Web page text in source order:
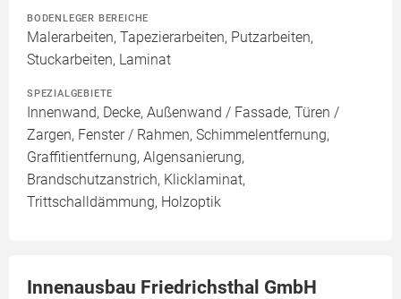
BODENLEGER BEREICHE
Malerarbeiten, Tapezierarbeiten, Putzarbeiten,
Stuckarbeiten, Laminat
SPEZIALGEBIETE
Innenwand, Decke, Außenwand / Fassade, Türen /
Zargen, Fenster / Rahmen, Schimmelentfernung,
Graffitientfernung, Algensanierung,
Brandschutzanstrich, Klicklaminat,
Trittschalldämmung, Holzoptik
Innenausbau Friedrichsthal GmbH